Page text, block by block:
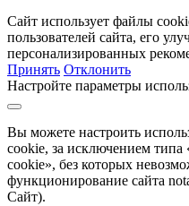
Сайт использует файлы
пользователей сайта, его
персонализированных
Принять Отклонить
Настройте параметры
Вы можете настроить
cookie, за исключением типа
cookie», без которых
функционирование сайта
Сайт).